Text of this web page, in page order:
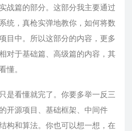
战篇的部分。这部分我主要通过
统，真枪实弹地教你，如何将数
目中。所以这部分的内容，更多
对于基础篇、高级篇的内容，其
懂。
是看懂就完了。你要多举一反三
开源项目、基础框架、中间件
构和算法。你也可以想一想，在